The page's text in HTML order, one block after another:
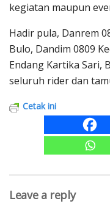
kegiatan maupun
Hadir pula, Danrem
Bulo, Dandim 0809
Endang Kartika Sari,
seluruh rider dan
Cetak ini
Leave a reply